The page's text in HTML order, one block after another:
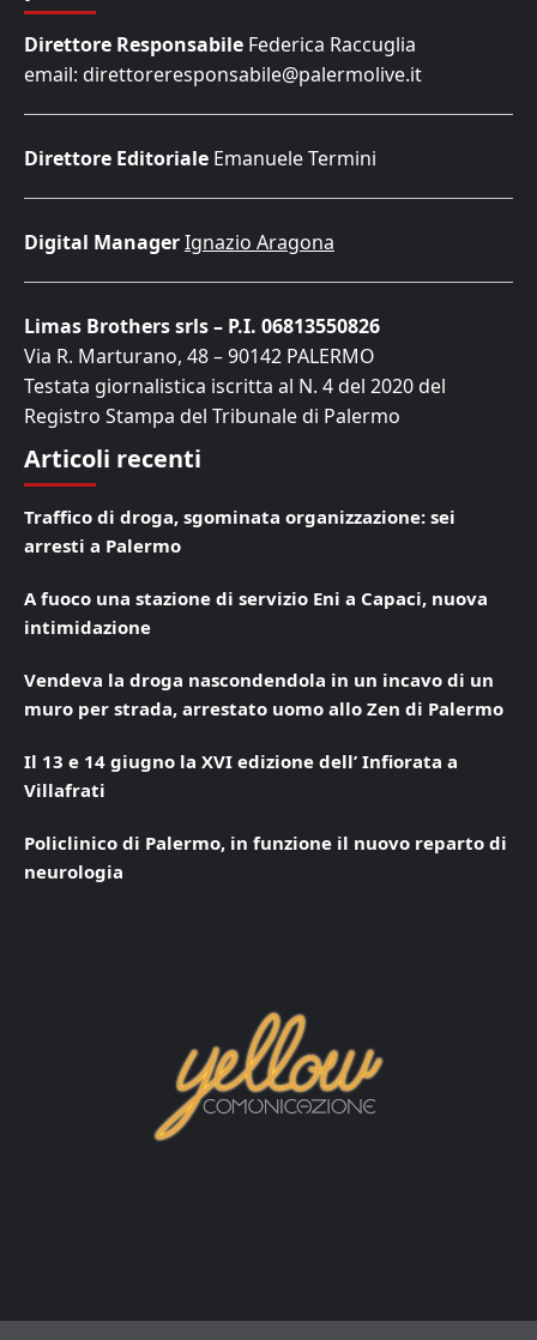
Direttore Responsabile Federica Raccuglia
email: direttoreresponsabile@palermolive.it
Direttore Editoriale Emanuele Termini
Digital ManagerIgnazio Aragona
Limas Brothers srls – P.I. 06813550826
Via R. Marturano, 48 – 90142 PALERMO
Testata giornalistica iscritta al N. 4 del 2020 del
Registro Stampa del Tribunale di Palermo
Articoli recenti
Traffico di droga, sgominata organizzazione: sei
arresti a Palermo
A fuoco una stazione di servizio Eni a Capaci, nuova
intimidazione
Vendeva la droga nascondendola in un incavo di un
muro per strada, arrestato uomo allo Zen di Palermo
Il 13 e 14 giugno la XVI edizione dell’ Infiorata a
Villafrati
Policlinico di Palermo, in funzione il nuovo reparto di
neurologia